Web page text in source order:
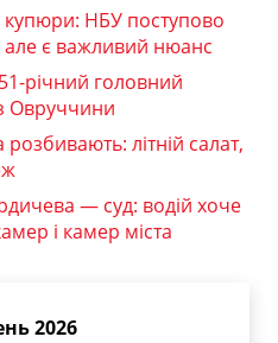
купюри: НБУ поступово
але є важливий нюанс
річний головний
Овруччини
літній салат,
— суд: водій хоче
і камер міста
2026